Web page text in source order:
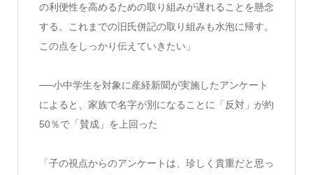
の利便性を高めるための取り組みが遅れることを懸念
する。これまでの旧氏併記の取り組みも水泡に帰す。
この点をしっかり伝えていきたい」
──小中学生を対象に産経新聞が実施したアンケート
によると、家族で名字が別になることに「反対」が約
50％で「賛成」を上回った
「子の視点からのアンケートは、珍しく貴重だと思っ